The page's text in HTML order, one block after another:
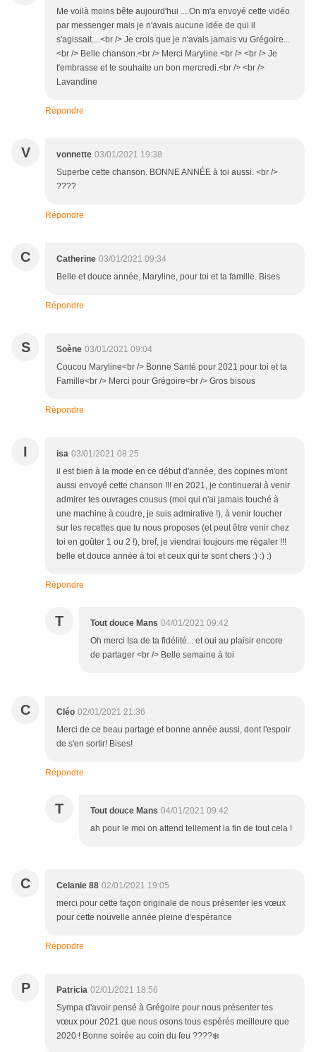
Me voilà moins bête aujourd'hui ....On m'a envoyé cette vidéo
par messenger mais je n'avais aucune idée de qui il
s'agissait....<br /> Je crois que je n'avais jamais vu Grégoire...
<br /> Belle chanson.<br /> Merci Maryline.<br /> <br /> Je
t'embrasse et te souhaite un bon mercredi.<br /> <br />
Lavandine
Répondre
V vonnette 03/01/2021 19:38
Superbe cette chanson. BONNE ANNÉE à toi aussi. <br />
????
Répondre
C Catherine 03/01/2021 09:34
Belle et douce année, Maryline, pour toi et ta famille. Bises
Répondre
S Soène 03/01/2021 09:04
Coucou Maryline<br /> Bonne Santé pour 2021 pour toi et ta
Famille<br /> Merci pour Grégoire<br /> Gros bisous
Répondre
I isa 03/01/2021 08:25
il est bien à la mode en ce début d'année, des copines m'ont
aussi envoyé cette chanson !!! en 2021, je continuerai à venir
admirer tes ouvrages cousus (moi qui n'ai jamais touché à
une machine à coudre, je suis admirative !), à venir loucher
sur les recettes que tu nous proposes (et peut être venir chez
toi en goûter 1 ou 2 !), bref, je viendrai toujours me régaler !!!
belle et douce année à toi et ceux qui te sont chers :) :) :)
Répondre
T Tout douce Mans 04/01/2021 09:42
Oh merci Isa de ta fidélité... et oui au plaisir encore
de partager <br /> Belle semaine à toi
C Cléo 02/01/2021 21:36
Merci de ce beau partage et bonne année aussi, dont l'espoir
de s'en sortir! Bises!
Répondre
T Tout douce Mans 04/01/2021 09:42
ah pour le moi on attend tellement la fin de tout cela !
C Celanie 88 02/01/2021 19:05
merci pour cette façon originale de nous présenter les vœux
pour cette nouvelle année pleine d'espérance
Répondre
P Patricia 02/01/2021 18:56
Sympa d'avoir pensé à Grégoire pour nous présenter tes
vœux pour 2021 que nous osons tous espérés meilleure que
2020 ! Bonne soirée au coin du feu ????❄️